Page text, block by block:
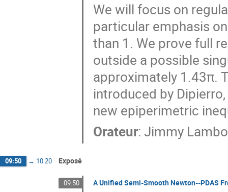
We will focus on
particular emphasis
than 1. We prove full
outside a possible
approximately 1.43π.
introduced by
new epiperimetric
Orateur:Jimmy
09:50 → 10:20 Exposé
09:50 A Unified Semi-Smooth Newton--PDAS